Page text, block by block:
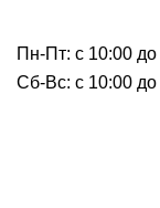
Пн-Пт: с 10:00
Сб-Вс: с 10:00 до